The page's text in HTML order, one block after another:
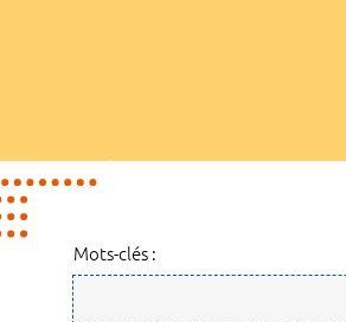
Mots-clés :